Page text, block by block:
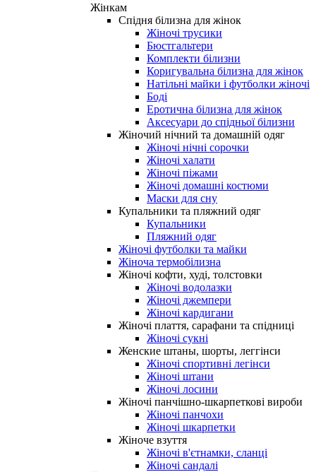
Жінкам
Спідня білизна для жінок
Жіночі трусики
Бюстгальтери
Комплекти білизни
Коригувальна білизна для жінок
Натільні майки і футболки жіночі
Боді
Еротична білизна для жінок
Аксесуари до спідньої білизни
Жіночий нічний та домашній одяг
Жіночі нічні сорочки
Жіночі халати
Жіночі піжами
Жіночі домашні костюми
Маски для сну
Купальники та пляжний одяг
Купальники
Пляжний одяг
Жіночі футболки та майки
Жіноча термобілизна
Жіночі кофти, худі, толстовки
Жіночі водолазки
Жіночі джемпери
Жіночі кардигани
Жіночі плаття, сарафани та спідниці
Жіночі сукні
Женские штаны, шорты, леггінси
Жіночі спортивні легінси
Жіночі штани
Жіночі лосини
Жіночі панчішно-шкарпеткові вироби
Жіночі панчохи
Жіночі шкарпетки
Жіноче взуття
Жіночі в'єтнамки, сланці
Жіночі сандалі